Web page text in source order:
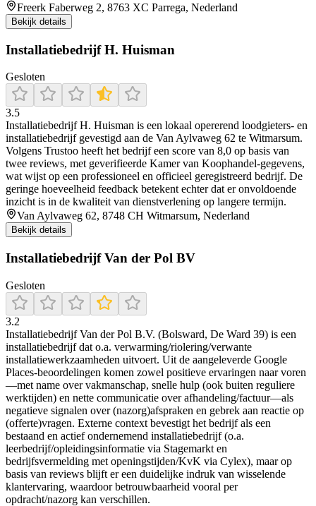
Freerk Faberweg 2, 8763 XC Parrega, Nederland
Bekijk details
Installatiebedrijf H. Huisman
Gesloten
3.5
Installatiebedrijf H. Huisman is een lokaal opererend loodgieters- en
installatiebedrijf gevestigd aan de Van Aylvaweg 62 te Witmarsum.
Volgens Trustoo heeft het bedrijf een score van 8,0 op basis van
twee reviews, met geverifieerde Kamer van Koophandel‑gegevens,
wat wijst op een professioneel en officieel geregistreerd bedrijf. De
geringe hoeveelheid feedback betekent echter dat er onvoldoende
inzicht is in de kwaliteit van dienstverlening op langere termijn.
Van Aylvaweg 62, 8748 CH Witmarsum, Nederland
Bekijk details
Installatiebedrijf Van der Pol BV
Gesloten
3.2
Installatiebedrijf Van der Pol B.V. (Bolsward, De Ward 39) is een
installatiebedrijf dat o.a. verwarming/riolering/verwante
installatiewerkzaamheden uitvoert. Uit de aangeleverde Google
Places-beoordelingen komen zowel positieve ervaringen naar voren
—met name over vakmanschap, snelle hulp (ook buiten reguliere
werktijden) en nette communicatie over afhandeling/factuur—als
negatieve signalen over (nazorg)afspraken en gebrek aan reactie op
(offerte)vragen. Externe context bevestigt het bedrijf als een
bestaand en actief ondernemend installatiebedrijf (o.a.
leerbedrijf/opleidingsinformatie via Stagemarkt en
bedrijfsvermelding met openingstijden/KvK via Cylex), maar op
basis van reviews blijft er een duidelijke indruk van wisselende
klantervaring, waardoor betrouwbaarheid vooral per
opdracht/nazorg kan verschillen.